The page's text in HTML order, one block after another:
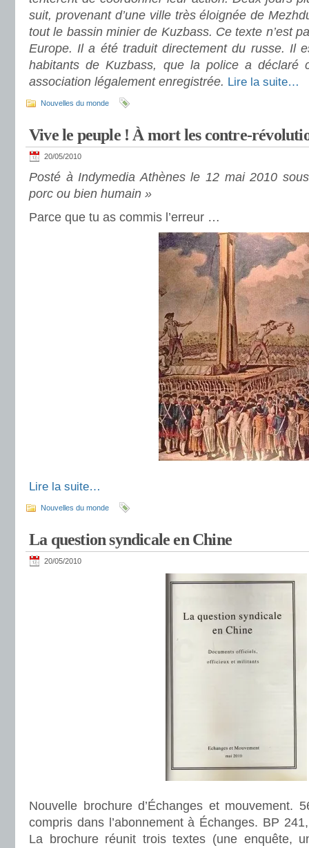
suit, provenant d’une ville très éloignée de
tout le bassin minier de Kuzbass. Ce texte n’est
Europe. Il a été traduit directement du russe. Il
habitants de Kuzbass, que la police a déclaré
association légalement enregistrée. Lire la suite…
Nouvelles du monde
Vive le peuple ! À mort les contre-
20/05/2010
Posté à Indymedia Athènes le 12 mai 2010
porc ou bien humain »
Parce que tu as commis l’erreur …
Lire la suite…
Nouvelles du monde
La question syndicale en Chine
20/05/2010
Nouvelle brochure d’Échanges et mouvement.
compris dans l’abonnement à Échanges. BP
La brochure réunit trois textes (une enquête,